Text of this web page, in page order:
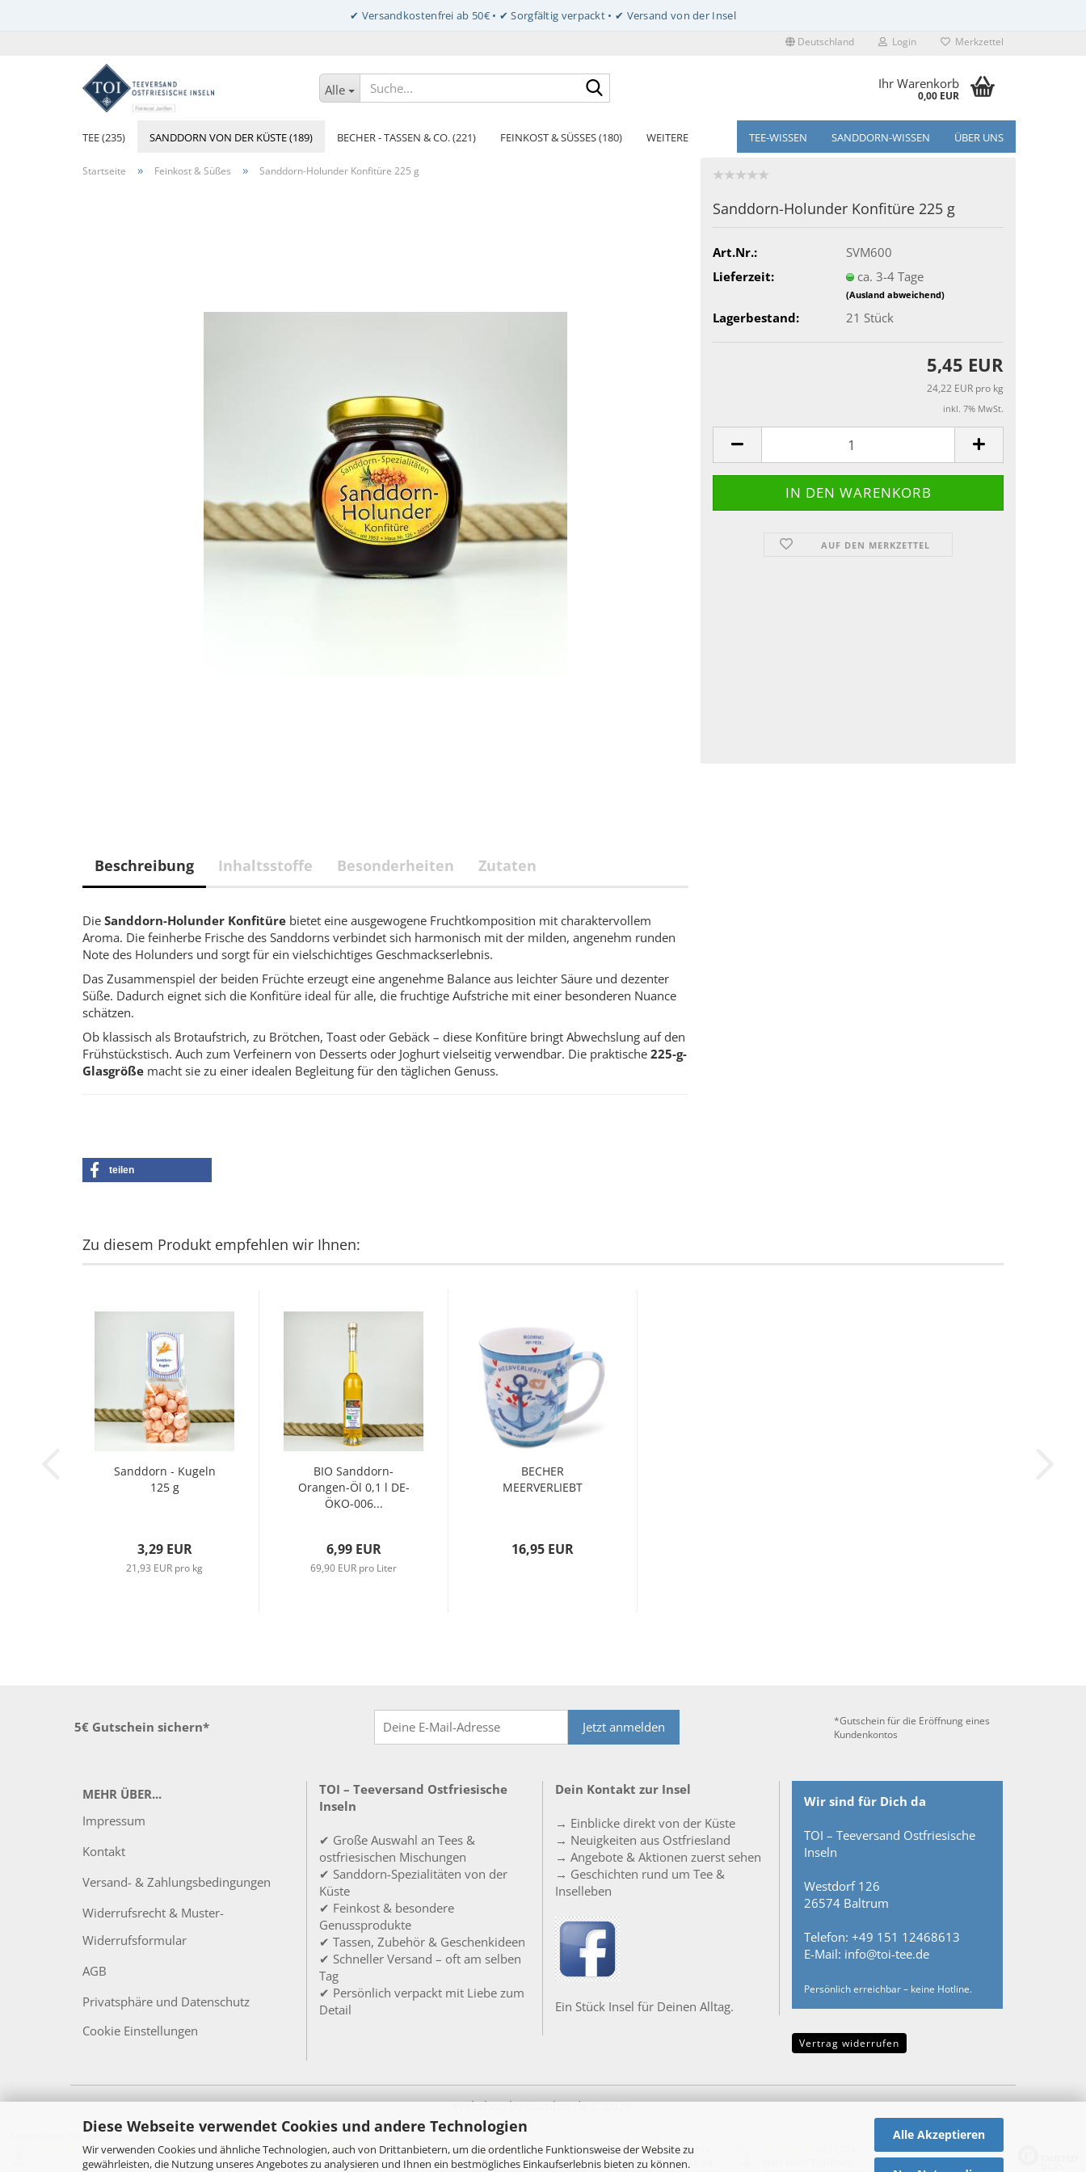
Diese Webseite verwendet Cookies und andere Technologien
Wir verwenden Cookies und ähnliche Technologien, auch von Drittanbietern, um die ordentliche Funktionsweise der Website zu
gewährleisten, die Nutzung unseres Angebotes zu analysieren und Ihnen ein bestmögliches Einkaufserlebnis bieten zu können.
Alle Akzeptieren
Deutschland Login Merkzettel
Alle Ihr Warenkorb
0,00 EUR
TEE (235) SANDDORN VON DER KÜSTE (189) BECHER - TASSEN & CO. (221) FEINKOST & SÜSSES (180) TEE-WISSEN SANDDORN-WISSEN ÜBER UNS
WEITERE
Startseite » Feinkost & Süßes » Sanddorn-Holunder Konfitüre 225 g
Sanddorn-Holunder Konfitüre 225 g
Art.Nr.:
SVM600
Lieferzeit:
ca. 3-4 Tage
(Ausland abweichend)
Lagerbestand: 21 Stück
5,45 EUR
24,22 EUR pro kg
inkl. 7% MwSt.
AUF DEN MERKZETTEL
Beschreibung Inhaltsstoffe Besonderheiten Zutaten
Die Sanddorn-Holunder Konfitüre bietet eine ausgewogene Fruchtkomposition mit charaktervollem
Aroma. Die feinherbe Frische des Sanddorns verbindet sich harmonisch mit der milden, angenehm runden
Note des Holunders und sorgt für ein vielschichtiges Geschmackserlebnis.
Das Zusammenspiel der beiden Früchte erzeugt eine angenehme Balance aus leichter Säure und dezenter
Süße. Dadurch eignet sich die Konfitüre ideal für alle, die fruchtige Aufstriche mit einer besonderen Nuance
schätzen.
Ob klassisch als Brotaufstrich, zu Brötchen, Toast oder Gebäck – diese Konfitüre bringt Abwechslung auf den
Frühstückstisch. Auch zum Verfeinern von Desserts oder Joghurt vielseitig verwendbar. Die praktische 225-g-
Glasgröße macht sie zu einer idealen Begleitung für den täglichen Genuss.
teilen
Zu diesem Produkt empfehlen wir Ihnen:
Sanddorn - Kugeln
125 g
3,29 EUR
21,93 EUR pro kg
BIO Sanddorn-
Orangen-Öl 0,1 l DE-
ÖKO-006...
6,99 EUR
69,90 EUR pro Liter
BECHER
MEERVERLIEBT
16,95 EUR
5€ Gutschein sichern* Jetzt anmelden
*Gutschein für die Eröffnung eines
Kundenkontos
MEHR ÜBER...
Impressum
Kontakt
Versand- & Zahlungsbedingungen
Widerrufsrecht & Muster-
Widerrufsformular
AGB
Privatsphäre und Datenschutz
Cookie Einstellungen
TOI – Teeversand Ostfriesische
Inseln
✔ Große Auswahl an Tees &
ostfriesischen Mischungen
✔ Sanddorn-Spezialitäten von der
Küste
✔ Feinkost & besondere
Genussprodukte
✔ Tassen, Zubehör & Geschenkideen
✔ Schneller Versand – oft am selben
Tag
✔ Persönlich verpackt mit Liebe zum
Detail
Dein Kontakt zur Insel
→ Einblicke direkt von der Küste
→ Neuigkeiten aus Ostfriesland
→ Angebote & Aktionen zuerst sehen
→ Geschichten rund um Tee &
Inselleben
Ein Stück Insel für Deinen Alltag.
Wir sind für Dich da
TOI – Teeversand Ostfriesische
Inseln
Westdorf 126
26574 Baltrum
Telefon: +49 151 12468613
E-Mail: info@toi-tee.de
Persönlich erreichbar – keine Hotline.
Vertrag widerrufen
Webshopby Gambio.de © 2026
05.08.26▼ 27.07.26▼
Schneller, unkomplizierter
24.07.26 ▼
Alles super! Schnelle
20.07.26▼
Moin, der Service im Laden
18.07.26
Nachhaltig verpackt, mit